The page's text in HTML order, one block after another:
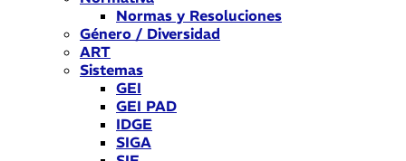
Normas y Resoluciones
Género / Diversidad
ART
Sistemas
GEI
GEI PAD
IDGE
SIGA